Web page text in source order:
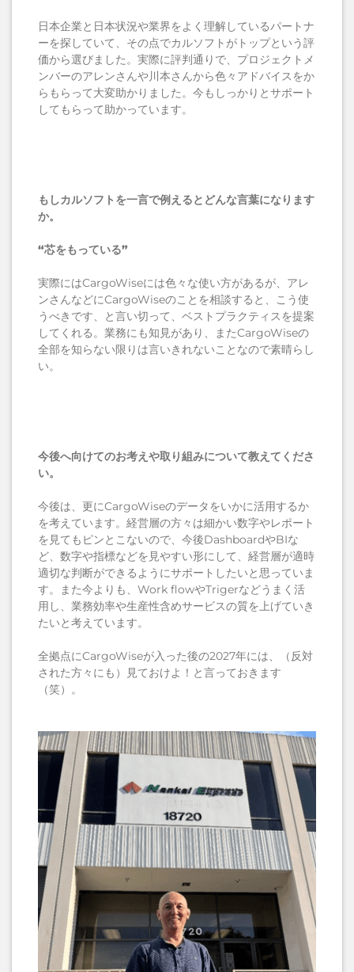
日本企業と日本状況や業界をよく理解しているパートナ
ーを探していて、その点でカルソフトがトップという評
価から選びました。実際に評判通りで、プロジェクトメ
ンバーのアレンさんや川本さんから色々アドバイスをか
らもらって大変助かりました。今もしっかりとサポート
してもらって助かっています。
もしカルソフトを一言で例えるとどんな言葉になります
か。
“芯をもっている”
実際にはCargoWiseには色々な使い方があるが、アレ
ンさんなどにCargoWiseのことを相談すると、こう使
うべきです、と言い切って、ベストプラクティスを提案
してくれる。業務にも知見があり、またCargoWiseの
全部を知らない限りは言いきれないことなので素晴らし
い。
今後へ向けてのお考えや取り組みについて教えてくださ
い。
今後は、更にCargoWiseのデータをいかに活用するか
を考えています。経営層の方々は細かい数字やレポート
を見てもピンとこないので、今後DashboardやBIな
ど、数字や指標などを見やすい形にして、経営層が適時
適切な判断ができるようにサポートしたいと思っていま
す。また今よりも、Work flowやTrigerなどうまく活
用し、業務効率や生産性含めサービスの質を上げていき
たいと考えています。
全拠点にCargoWiseが入った後の2027年には、（反対
された方々にも）見ておけよ！と言っておきます
（笑）。